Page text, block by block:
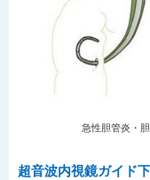
急性胆管炎・
超音波内視鏡ガイド